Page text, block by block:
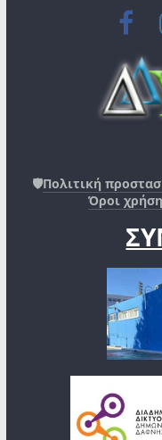
🛡️Πολιτική
Όροι